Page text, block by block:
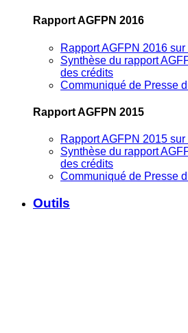
Rapport AGFPN 2016
Rapport AGFPN 2016
Synthèse du rapport
des crédits
Communiqué de Presse
Rapport AGFPN 2015
Rapport AGFPN 2015
Synthèse du rapport
des crédits
Communiqué de Presse
Outils